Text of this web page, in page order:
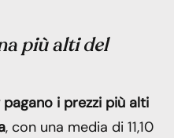
più alti del
i prezzi più alti
, con una media di 11,10